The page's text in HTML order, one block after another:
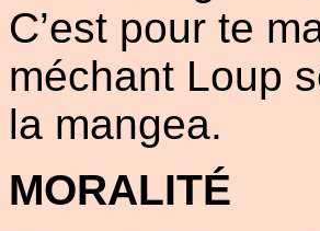
C’est pour te
méchant Loup
la mangea.
MORALITÉ